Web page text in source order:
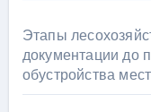
Этапы
документации до
обустройства